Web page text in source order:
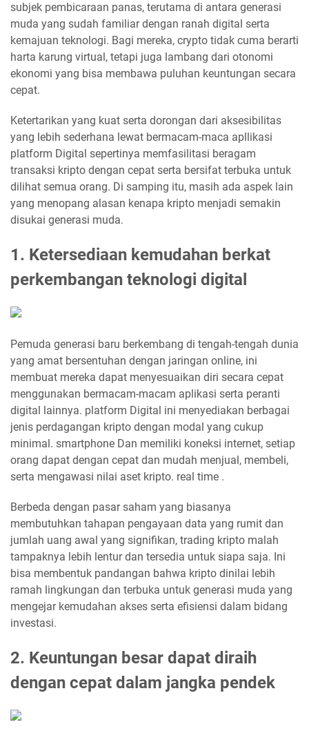
subjek pembicaraan panas, terutama di antara generasi
muda yang sudah familiar dengan ranah digital serta
kemajuan teknologi. Bagi mereka, crypto tidak cuma berarti
harta karung virtual, tetapi juga lambang dari otonomi
ekonomi yang bisa membawa puluhan keuntungan secara
cepat.
Ketertarikan yang kuat serta dorongan dari aksesibilitas
yang lebih sederhana lewat bermacam-maca apllikasi
platform Digital sepertinya memfasilitasi beragam
transaksi kripto dengan cepat serta bersifat terbuka untuk
dilihat semua orang. Di samping itu, masih ada aspek lain
yang menopang alasan kenapa kripto menjadi semakin
disukai generasi muda.
1. Ketersediaan kemudahan berkat
perkembangan teknologi digital
Pemuda generasi baru berkembang di tengah-tengah dunia
yang amat bersentuhan dengan jaringan online, ini
membuat mereka dapat menyesuaikan diri secara cepat
menggunakan bermacam-macam aplikasi serta peranti
digital lainnya. platform Digital ini menyediakan berbagai
jenis perdagangan kripto dengan modal yang cukup
minimal. smartphone Dan memiliki koneksi internet, setiap
orang dapat dengan cepat dan mudah menjual, membeli,
serta mengawasi nilai aset kripto. real time .
Berbeda dengan pasar saham yang biasanya
membutuhkan tahapan pengayaan data yang rumit dan
jumlah uang awal yang signifikan, trading kripto malah
tampaknya lebih lentur dan tersedia untuk siapa saja. Ini
bisa membentuk pandangan bahwa kripto dinilai lebih
ramah lingkungan dan terbuka untuk generasi muda yang
mengejar kemudahan akses serta efisiensi dalam bidang
investasi.
2. Keuntungan besar dapat diraih
dengan cepat dalam jangka pendek